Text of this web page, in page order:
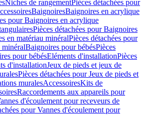
Niches de rangementPièces détachées pour
BaignoiresBaignoires en acrylique
pour Baignoires en acrylique
Pièces détachées pour Baignoires
en matériau minéralPièces détachées pour
minéralBaignoires pour bébésPièces
pour bébésEléments d'installationPièces
d'installationJeux de pieds et jeux de
Pièces détachées pour Jeux de pieds et
muralesAccessoiresKits de
Raccordements aux appareils pour
d'écoulement pour receveurs de
pour Vannes d'écoulement pour